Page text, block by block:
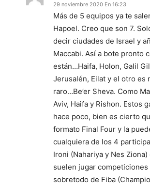
29 noviembre 2020 En 16:23
Más de 5 equipos ya te
Hapoel. Creo que son 7.
decir ciudades de Israel y
Maccabi. Así a bote pronto
están…Haifa, Holon, Galil
Jerusalén, Eilat y el otro es
raro…Be’er Sheva. Como
Aviv, Haifa y Rishon. Estos
hace poco, bien es cierto
formato Final Four y la
cualquiera de los 4
Ironi (Nahariya y Nes
suelen jugar competiciones
sobretodo de Fiba